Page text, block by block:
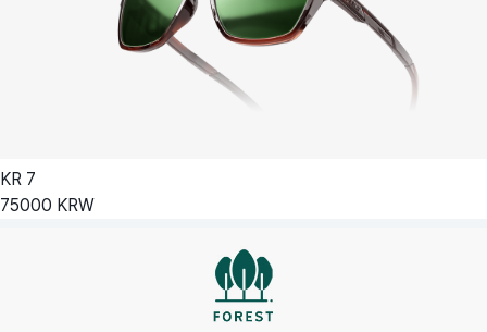
KR 7
75000 KRW